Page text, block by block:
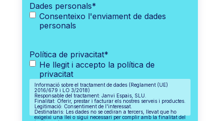
Dades personals*
Consenteixo l'enviament de dades
personals
Política de privacitat*
He llegit i accepto la política de
privacitat
Informació sobre el tractament de dades (Reglament (UE)
2016/679 i LO 3/2018)
Responsable del tractament: Janvi Espais, SLU.
Finalitat: Oferir, prestar i facturar els nostres serveis i productes.
Legitimació: Consentiment de l'interessat.
Destinataris: Les dades no se cediran a tercers, llevat que ho
exigeixi una llei o sigui necessari per complir amb la finalitat del